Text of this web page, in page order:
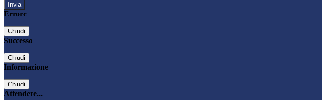
Errore
Chiudi
Successo
Chiudi
Informazione
Chiudi
Attendere...